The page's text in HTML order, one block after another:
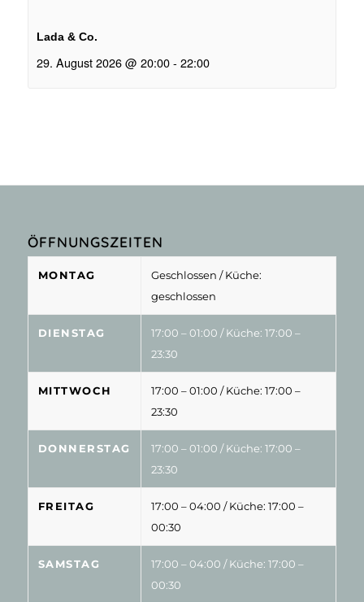
Lada & Co.
29. August 2026 @ 20:00 - 22:00
ÖFFNUNGSZEITEN
MONTAG Geschlossen / Küche:
geschlossen
DIENSTAG 17:00 – 01:00 / Küche: 17:00 –
23:30
MITTWOCH 17:00 – 01:00 / Küche: 17:00 –
23:30
DONNERSTAG 17:00 – 01:00 / Küche: 17:00 –
23:30
FREITAG 17:00 – 04:00 / Küche: 17:00 –
00:30
SAMSTAG 17:00 – 04:00 / Küche: 17:00 –
00:30